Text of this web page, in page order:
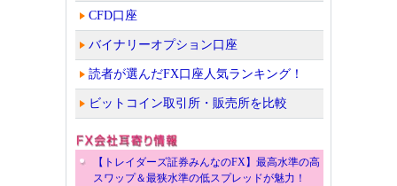
CFD口座
バイナリーオプション口座
読者が選んだFX口座人気ランキング！
ビットコイン取引所・販売所を比較
【トレイダーズ証券みんなのFX】最高水準の高
スワップ＆最狭水準の低スプレッドが魅力！